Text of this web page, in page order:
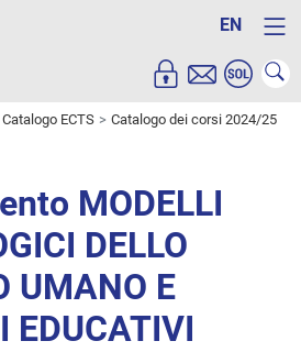
EN
Catalogo ECTS Catalogo dei corsi 2024/25
MODELLI
DELLO
UMANO E
EDUCATIVI